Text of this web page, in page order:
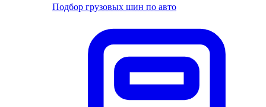
Подбор грузовых шин по авто